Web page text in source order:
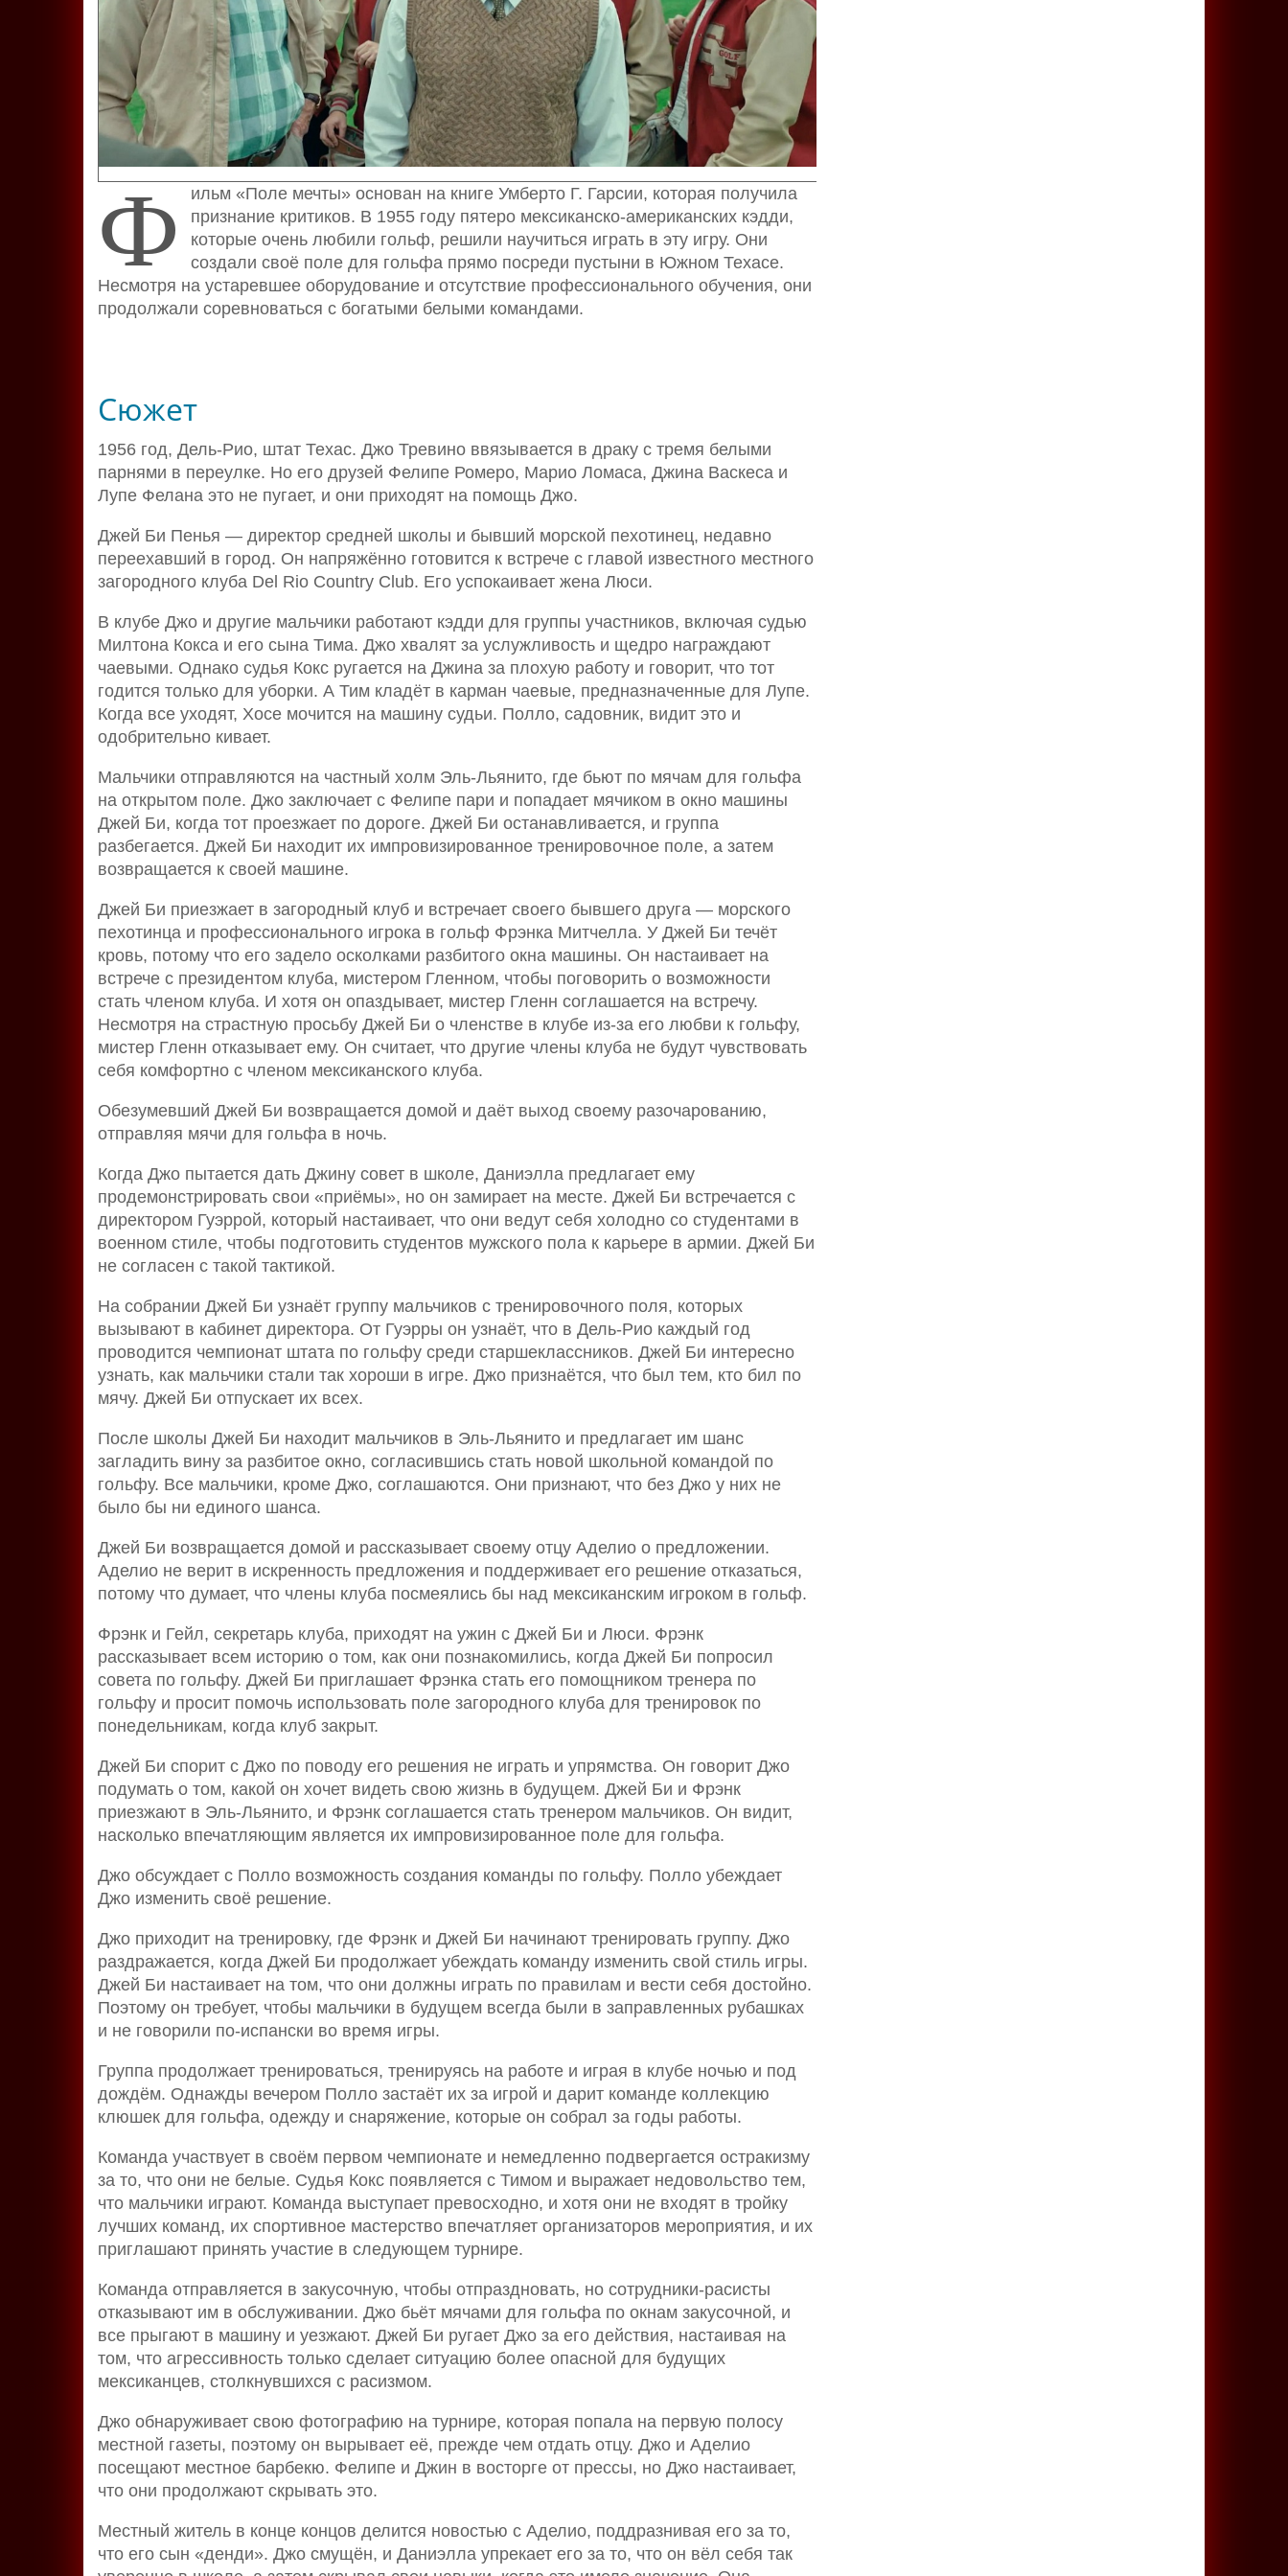
Ф
ильм «Поле мечты» основан на книге Умберто Г. Гарсии, которая получила
признание критиков. В 1955 году пятеро мексиканско-американских кэдди,
которые очень любили гольф, решили научиться играть в эту игру. Они
создали своё поле для гольфа прямо посреди пустыни в Южном Техасе.
Несмотря на устаревшее оборудование и отсутствие профессионального обучения, они
продолжали соревноваться с богатыми белыми командами.
Сюжет
1956 год, Дель-Рио, штат Техас. Джо Тревино ввязывается в драку с тремя белыми
парнями в переулке. Но его друзей Фелипе Ромеро, Марио Ломаса, Джина Васкеса и
Лупе Фелана это не пугает, и они приходят на помощь Джо.
Джей Би Пенья — директор средней школы и бывший морской пехотинец, недавно
переехавший в город. Он напряжённо готовится к встрече с главой известного местного
загородного клуба Del Rio Country Club. Его успокаивает жена Люси.
В клубе Джо и другие мальчики работают кэдди для группы участников, включая судью
Милтона Кокса и его сына Тима. Джо хвалят за услужливость и щедро награждают
чаевыми. Однако судья Кокс ругается на Джина за плохую работу и говорит, что тот
годится только для уборки. А Тим кладёт в карман чаевые, предназначенные для Лупе.
Когда все уходят, Хосе мочится на машину судьи. Полло, садовник, видит это и
одобрительно кивает.
Мальчики отправляются на частный холм Эль-Льянито, где бьют по мячам для гольфа
на открытом поле. Джо заключает с Фелипе пари и попадает мячиком в окно машины
Джей Би, когда тот проезжает по дороге. Джей Би останавливается, и группа
разбегается. Джей Би находит их импровизированное тренировочное поле, а затем
возвращается к своей машине.
Джей Би приезжает в загородный клуб и встречает своего бывшего друга — морского
пехотинца и профессионального игрока в гольф Фрэнка Митчелла. У Джей Би течёт
кровь, потому что его задело осколками разбитого окна машины. Он настаивает на
встрече с президентом клуба, мистером Гленном, чтобы поговорить о возможности
стать членом клуба. И хотя он опаздывает, мистер Гленн соглашается на встречу.
Несмотря на страстную просьбу Джей Би о членстве в клубе из-за его любви к гольфу,
мистер Гленн отказывает ему. Он считает, что другие члены клуба не будут чувствовать
себя комфортно с членом мексиканского клуба.
Обезумевший Джей Би возвращается домой и даёт выход своему разочарованию,
отправляя мячи для гольфа в ночь.
Когда Джо пытается дать Джину совет в школе, Даниэлла предлагает ему
продемонстрировать свои «приёмы», но он замирает на месте. Джей Би встречается с
директором Гуэррой, который настаивает, что они ведут себя холодно со студентами в
военном стиле, чтобы подготовить студентов мужского пола к карьере в армии. Джей Би
не согласен с такой тактикой.
На собрании Джей Би узнаёт группу мальчиков с тренировочного поля, которых
вызывают в кабинет директора. От Гуэрры он узнаёт, что в Дель-Рио каждый год
проводится чемпионат штата по гольфу среди старшеклассников. Джей Би интересно
узнать, как мальчики стали так хороши в игре. Джо признаётся, что был тем, кто бил по
мячу. Джей Би отпускает их всех.
После школы Джей Би находит мальчиков в Эль-Льянито и предлагает им шанс
загладить вину за разбитое окно, согласившись стать новой школьной командой по
гольфу. Все мальчики, кроме Джо, соглашаются. Они признают, что без Джо у них не
было бы ни единого шанса.
Джей Би возвращается домой и рассказывает своему отцу Аделио о предложении.
Аделио не верит в искренность предложения и поддерживает его решение отказаться,
потому что думает, что члены клуба посмеялись бы над мексиканским игроком в гольф.
Фрэнк и Гейл, секретарь клуба, приходят на ужин с Джей Би и Люси. Фрэнк
рассказывает всем историю о том, как они познакомились, когда Джей Би попросил
совета по гольфу. Джей Би приглашает Фрэнка стать его помощником тренера по
гольфу и просит помочь использовать поле загородного клуба для тренировок по
понедельникам, когда клуб закрыт.
Джей Би спорит с Джо по поводу его решения не играть и упрямства. Он говорит Джо
подумать о том, какой он хочет видеть свою жизнь в будущем. Джей Би и Фрэнк
приезжают в Эль-Льянито, и Фрэнк соглашается стать тренером мальчиков. Он видит,
насколько впечатляющим является их импровизированное поле для гольфа.
Джо обсуждает с Полло возможность создания команды по гольфу. Полло убеждает
Джо изменить своё решение.
Джо приходит на тренировку, где Фрэнк и Джей Би начинают тренировать группу. Джо
раздражается, когда Джей Би продолжает убеждать команду изменить свой стиль игры.
Джей Би настаивает на том, что они должны играть по правилам и вести себя достойно.
Поэтому он требует, чтобы мальчики в будущем всегда были в заправленных рубашках
и не говорили по-испански во время игры.
Группа продолжает тренироваться, тренируясь на работе и играя в клубе ночью и под
дождём. Однажды вечером Полло застаёт их за игрой и дарит команде коллекцию
клюшек для гольфа, одежду и снаряжение, которые он собрал за годы работы.
Команда участвует в своём первом чемпионате и немедленно подвергается остракизму
за то, что они не белые. Судья Кокс появляется с Тимом и выражает недовольство тем,
что мальчики играют. Команда выступает превосходно, и хотя они не входят в тройку
лучших команд, их спортивное мастерство впечатляет организаторов мероприятия, и их
приглашают принять участие в следующем турнире.
Команда отправляется в закусочную, чтобы отпраздновать, но сотрудники-расисты
отказывают им в обслуживании. Джо бьёт мячами для гольфа по окнам закусочной, и
все прыгают в машину и уезжают. Джей Би ругает Джо за его действия, настаивая на
том, что агрессивность только сделает ситуацию более опасной для будущих
мексиканцев, столкнувшихся с расизмом.
Джо обнаруживает свою фотографию на турнире, которая попала на первую полосу
местной газеты, поэтому он вырывает её, прежде чем отдать отцу. Джо и Аделио
посещают местное барбекю. Фелипе и Джин в восторге от прессы, но Джо настаивает,
что они продолжают скрывать это.
Местный житель в конце концов делится новостью с Аделио, поддразнивая его за то,
что его сын «денди». Джо смущён, и Даниэлла упрекает его за то, что он вёл себя так